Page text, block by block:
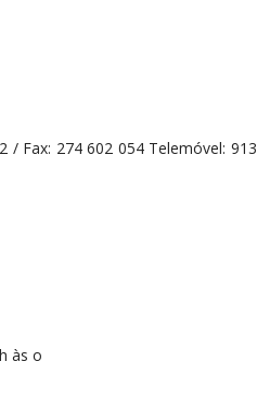
/ Fax: 274 602 054 Telemóvel: 913
às o